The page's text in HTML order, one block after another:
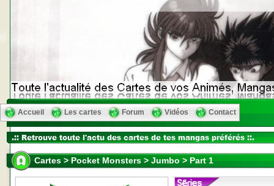
Accueil Les cartes Forum Vidéos Contact
Cartes > Pocket Monsters > Jumbo > Part 1